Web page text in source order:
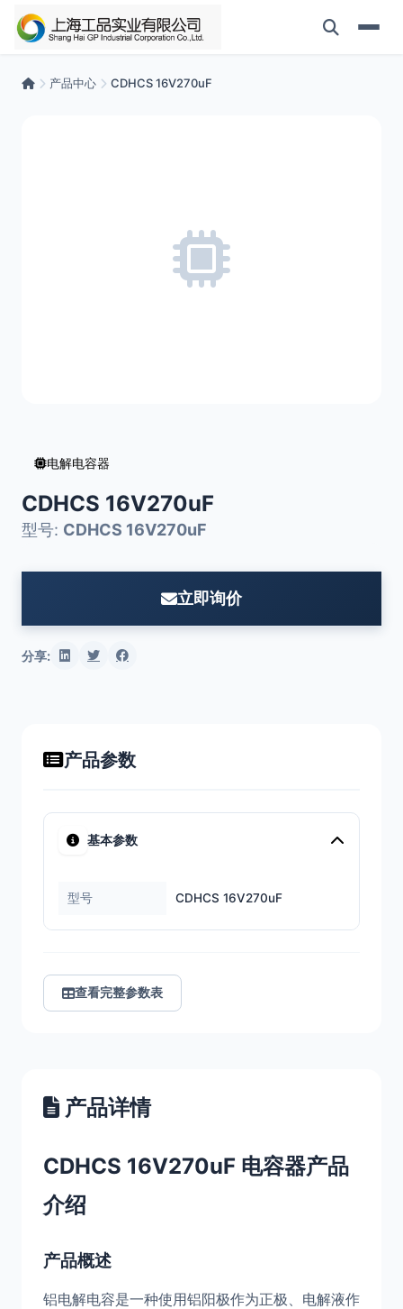
产品中心 CDHCS 16V270uF
电解电容器
CDHCS 16V270uF
型号: CDHCS 16V270uF
立即询价
分享:
产品参数
基本参数
型号 CDHCS 16V270uF
查看完整参数表
产品详情
CDHCS 16V270uF 电容器产品
介绍
产品概述
铝电解电容是一种使用铝阳极作为正极、电解液作